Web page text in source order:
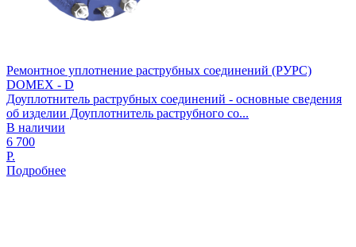
Ремонтное уплотнение раструбных соединений (РУРС)
DOMEX - D
Доуплотнитель раструбных соединений - основные сведения
об изделии Доуплотнитель раструбного со...
В наличии
6 700
Р.
Подробнее